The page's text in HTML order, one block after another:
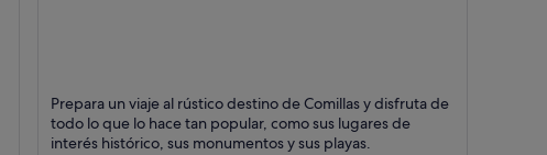
Comillas
Puntos fuertes: Mar, Pueblo pequeño y Patrimonio
histórico
Prepara un viaje al rústico destino de Comillas y disfruta de
todo lo que lo hace tan popular, como sus lugares de
interés histórico, sus monumentos y sus playas.